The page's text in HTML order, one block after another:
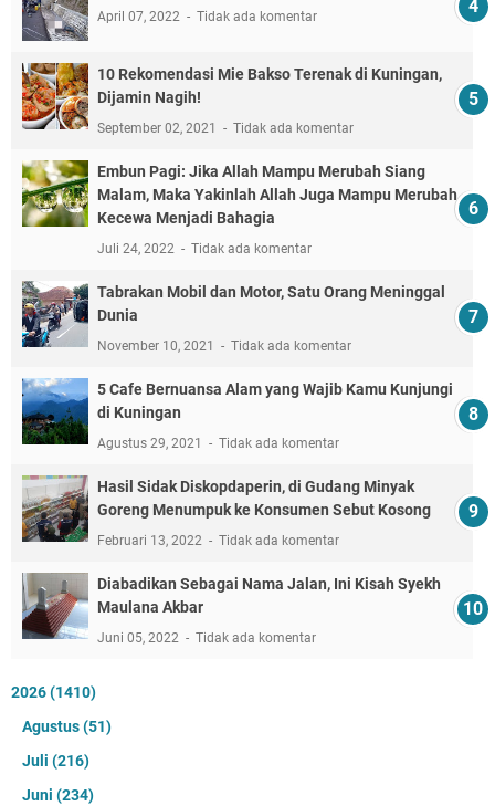
April 07, 2022 Tidak ada komentar
10 Rekomendasi Mie Bakso Terenak di Kuningan,
Dijamin Nagih!
September 02, 2021 Tidak ada komentar
Embun Pagi: Jika Allah Mampu Merubah Siang
Malam, Maka Yakinlah Allah Juga Mampu Merubah
Kecewa Menjadi Bahagia
Juli 24, 2022 Tidak ada komentar
Tabrakan Mobil dan Motor, Satu Orang Meninggal
Dunia
November 10, 2021 Tidak ada komentar
5 Cafe Bernuansa Alam yang Wajib Kamu Kunjungi
di Kuningan
Agustus 29, 2021 Tidak ada komentar
Hasil Sidak Diskopdaperin, di Gudang Minyak
Goreng Menumpuk ke Konsumen Sebut Kosong
Februari 13, 2022 Tidak ada komentar
Diabadikan Sebagai Nama Jalan, Ini Kisah Syekh
Maulana Akbar
Juni 05, 2022 Tidak ada komentar
2026(1410)
Agustus(51)
Juli (216)
Juni (234)